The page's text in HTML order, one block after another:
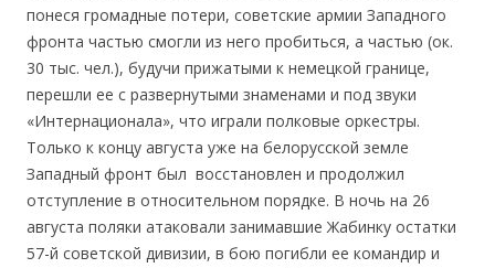
понеся громадные потери, советские армии Западного
фронта частью смогли из него пробиться, а частью (ок.
30 тыс. чел.), будучи прижатыми к немецкой границе,
перешли ее с развернутыми знаменами и под звуки
«Интернационала», что играли полковые оркестры.
Только к концу августа уже на белорусской земле
Западный фронт был восстановлен и продолжил
отступление в относительном порядке. В ночь на 26
августа поляки атаковали занимавшие Жабинку остатки
57-й советской дивизии, в бою погибли ее командир и